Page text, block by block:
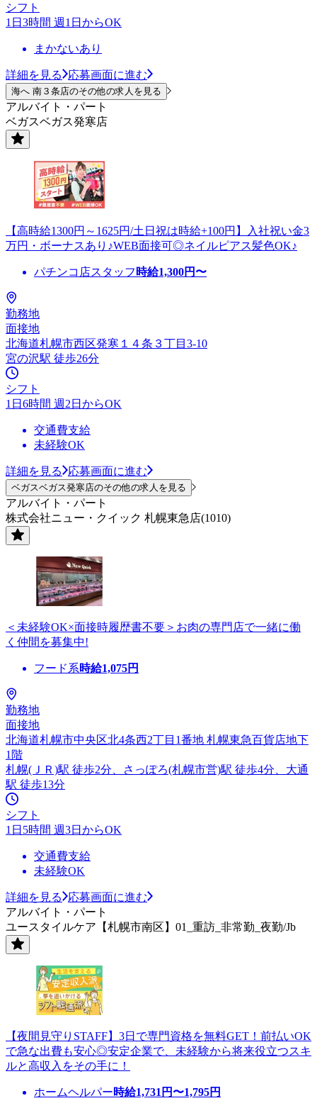
シフト
1日3時間 週1日からOK
まかないあり
詳細を見る 応募画面に進む
海へ 南３条店のその他の求人を見る
アルバイト・パート
ベガスベガス発寒店
【高時給1300円～1625円/土日祝は時給+100円】入社祝い金3
万円・ボーナスあり♪WEB面接可◎ネイルピアス髪色OK♪
パチンコ店スタッフ 時給1,300円〜
勤務地
面接地
北海道札幌市西区発寒１４条３丁目3-10
宮の沢駅 徒歩26分
シフト
1日6時間 週2日からOK
交通費支給
未経験OK
詳細を見る 応募画面に進む
ベガスベガス発寒店のその他の求人を見る
アルバイト・パート
株式会社ニュー・クイック 札幌東急店(1010)
＜未経験OK×面接時履歴書不要＞お肉の専門店で一緒に働
く仲間を募集中!
フード系時給1,075円
勤務地
面接地
北海道札幌市中央区北4条西2丁目1番地 札幌東急百貨店地下
1階
札幌(ＪＲ)駅 徒歩2分、さっぽろ(札幌市営)駅 徒歩4分、大通
駅 徒歩13分
シフト
1日5時間 週3日からOK
交通費支給
未経験OK
詳細を見る
応募画面に進む
アルバイト・パート
ユースタイルケア【札幌市南区】01_重訪_非常勤_夜勤/Jb
【夜間見守りSTAFF】3日で専門資格を無料GET！前払いOK
で急な出費も安心◎安定企業で、未経験から将来役立つスキ
ルと高収入をその手に！
ホームヘルパー時給1,731 円〜1,795円